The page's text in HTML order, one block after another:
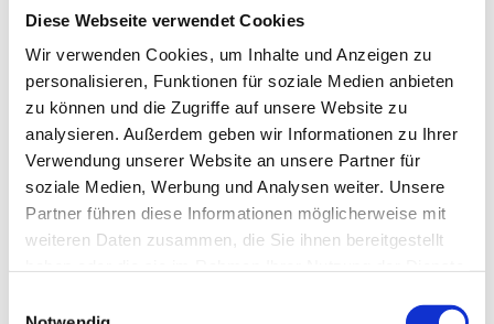
Diese Webseite verwendet Cookies
Wir verwenden Cookies, um Inhalte und Anzeigen zu
personalisieren, Funktionen für soziale Medien anbieten
zu können und die Zugriffe auf unsere Website zu
analysieren. Außerdem geben wir Informationen zu Ihrer
Verwendung unserer Website an unsere Partner für
soziale Medien, Werbung und Analysen weiter. Unsere
Partner führen diese Informationen möglicherweise mit
weiteren Daten zusammen, die Sie ihnen bereitgestellt
Teilnehmerzahl begrenzt
Ab 16 Jahre
Anmeldung und Info: https://www.vossgaetters-
muehle.de/angebote/veranstaltungen/erwachsene-und-familien/
Veranstalter:
NABU Natur- und Jugendzentrum Voßgätters Mühle e. V.,
NABU Ruhr e. V.
Obstbaumpatenschaften
Streuobstwiesen gehören mit über 5.000 Tier- und Pflanzenarten
zu den artenreichsten Lebensräumen Mitteleuropas. Sie bieten
aber auch Fledermäusen, Schmetterlingen und seltenen